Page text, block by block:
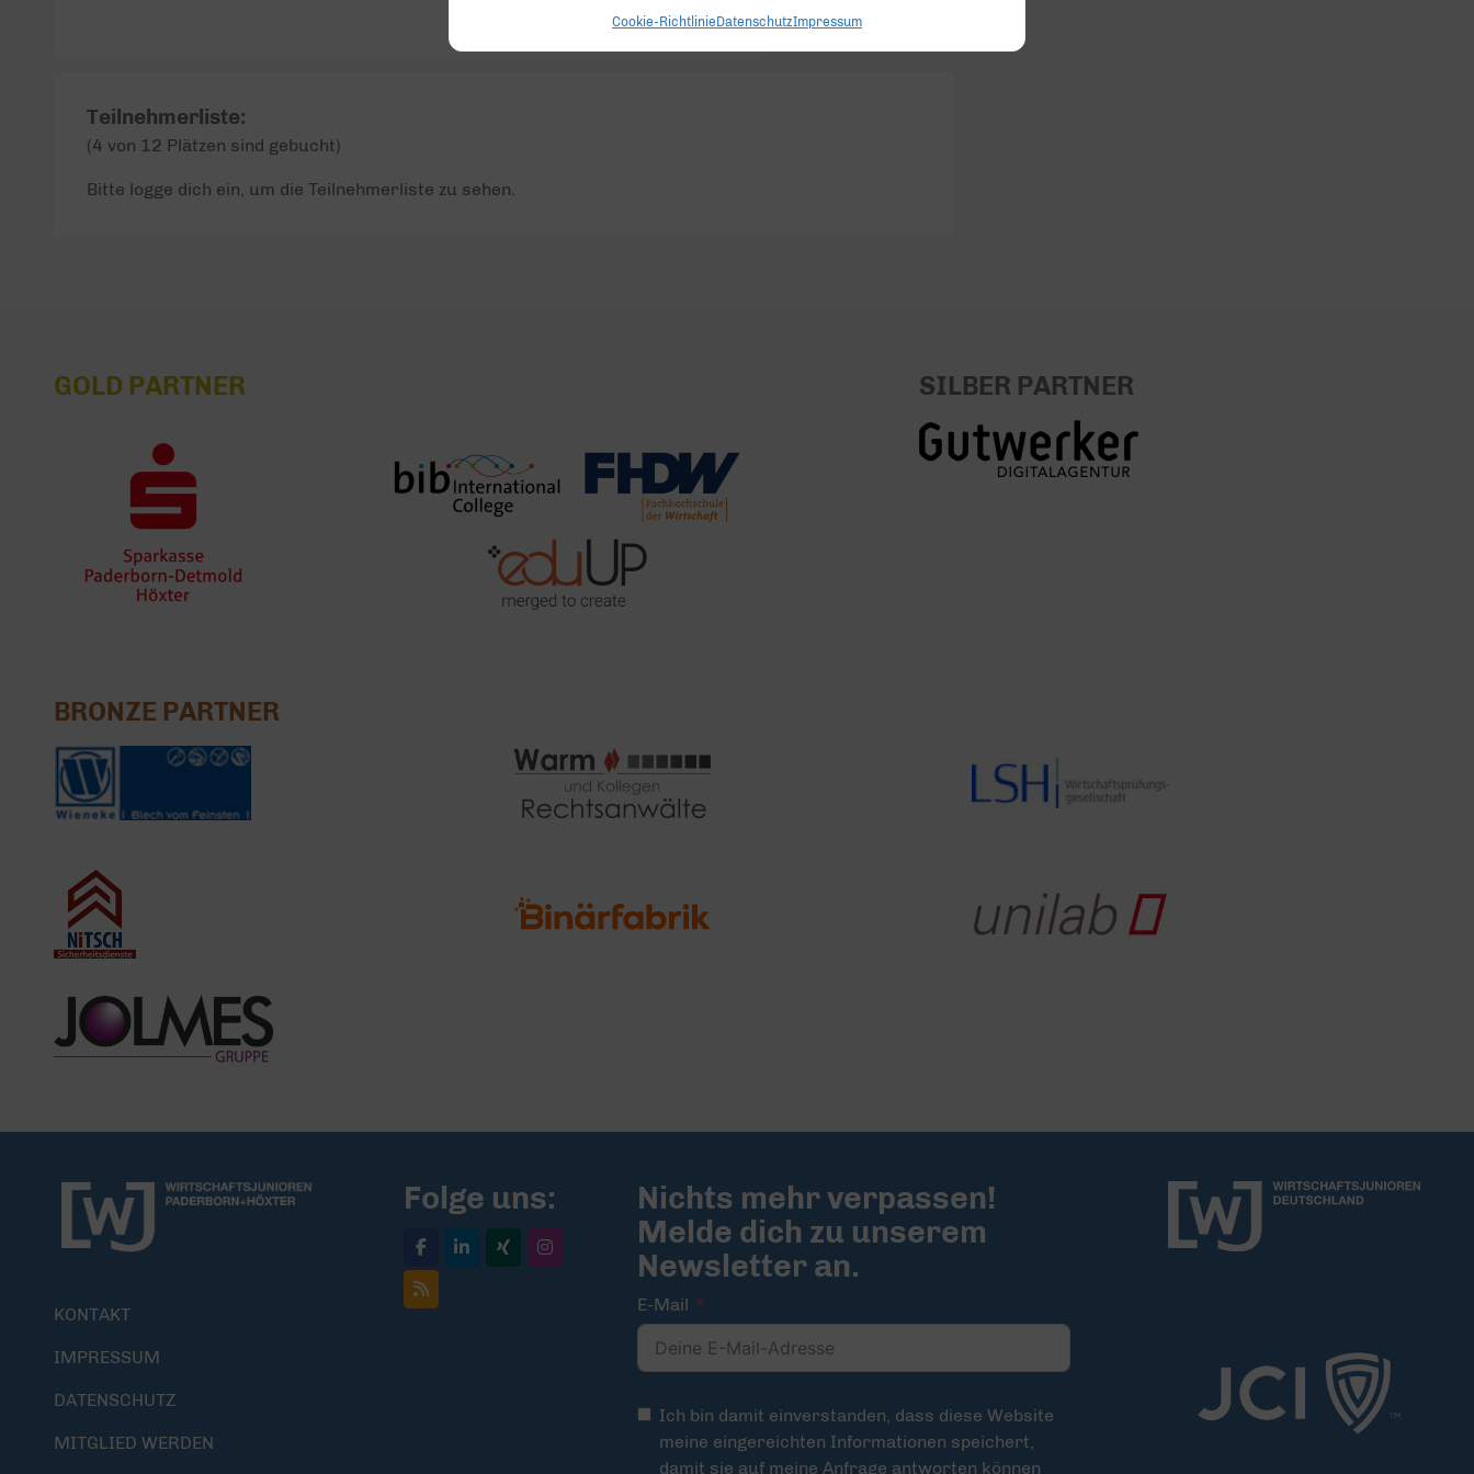
Cookie-Richtlinie DatenschutzImpressum
Teilnehmerliste:
(4 von 12 Plätzen sind gebucht)
Bitte logge dich ein, um die Teilnehmerliste zu sehen.
GOLD PARTNER SILBER PARTNER
BRONZE PARTNER
KONTAKT
IMPRESSUM
DATENSCHUTZ
MITGLIED WERDEN
Folge uns:
Nichts mehr verpassen!
Melde dich zu unserem
Newsletter an.
E-Mail
Ich bin damit einverstanden, dass diese Website
meine eingereichten Informationen speichert,
damit sie auf meine Anfrage antworten können